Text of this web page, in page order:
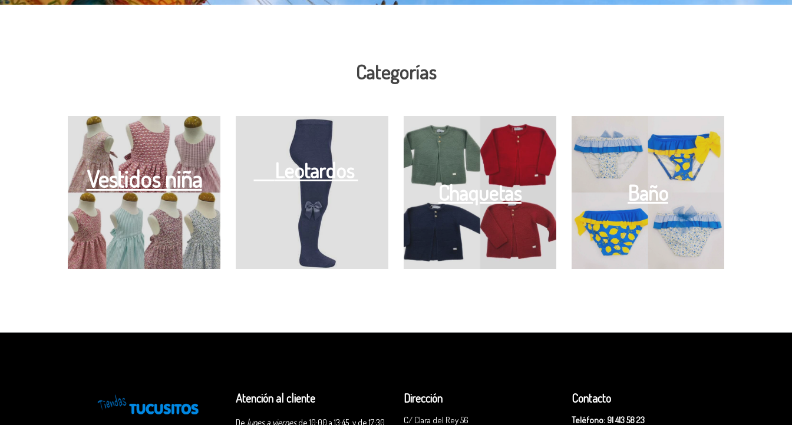
Categorías
Vestidos niña
Leotardos
Chaquetas
Baño
Atención al cliente
De lunes a viernesde 10:00 a 13:45 y de 17:30
Dirección
C/ Clara del Rey 56
Contacto
Teléfono:91 413 58 23